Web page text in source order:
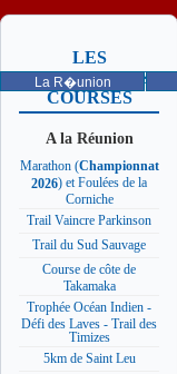
La R�union
LES
PROCHAINES
COURSES
A la Réunion
Marathon (Championnat
2026) et Foulées de la
Corniche
Trail Vaincre Parkinson
Trail du Sud Sauvage
Course de côte de
Takamaka
Trophée Océan Indien -
Défi des Laves - Trail des
Timizes
5km de Saint Leu